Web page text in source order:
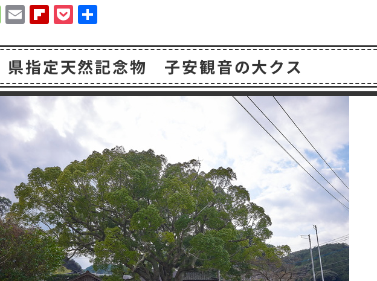
M
e
s
s
a
g
e
E
m
a
il
F
li
p
b
o
a
r
P
o
c
k
e
県指定天然記念物 子安観音の大クス